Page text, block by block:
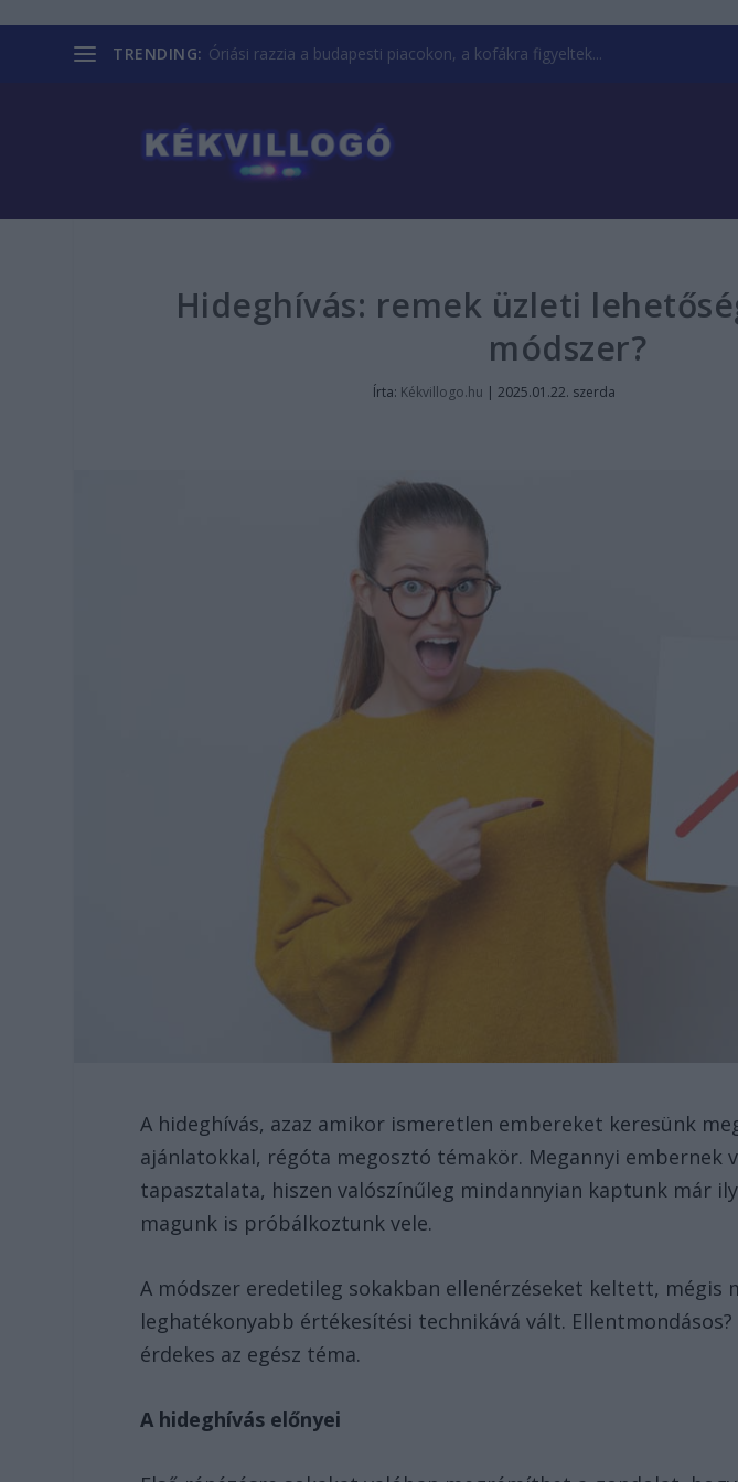
TRENDING: Óriási razzia a budapesti piacokon, a kofákra figyeltek...
Hideghívás: remek üzleti
módszer?
Írta: Kékvillogo.hu |2025.01.22. szerda
A hideghívás, azaz amikor ismeretlen embereket keresünk
ajánlatokkal, régóta megosztó témakör. Megannyi embernek
tapasztalata, hiszen valószínűleg mindannyian kaptunk már
magunk is próbálkoztunk vele.
A módszer eredetileg sokakban ellenérzéseket keltett, mégis
leghatékonyabb értékesítési technikává vált.
érdekes az egész téma.
A hideghívás előnyei